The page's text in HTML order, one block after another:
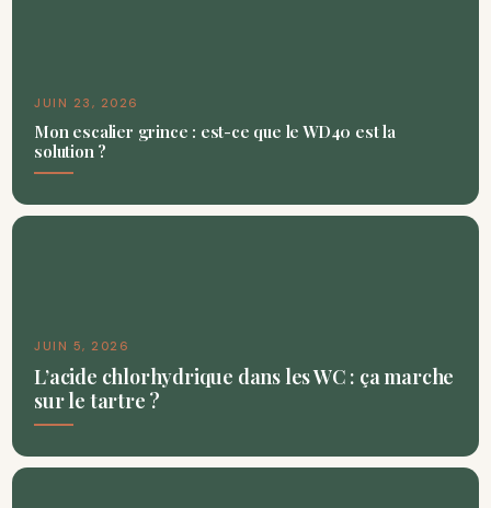
JUIN 23, 2026
Mon escalier grince : est-ce que le WD40 est la
solution ?
JUIN 5, 2026
L’acide chlorhydrique dans les WC : ça marche
sur le tartre ?